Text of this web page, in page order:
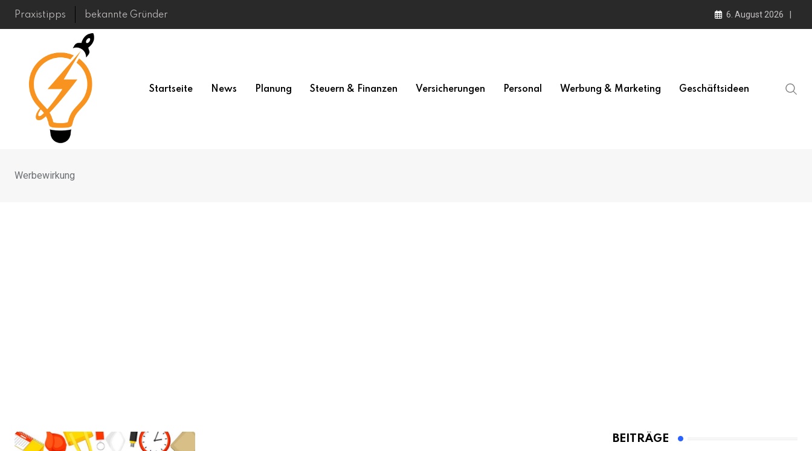
Skip
Praxistipps bekannte Gründer 6. August 2026
Startseite News Planung Steuern & Finanzen Versicherungen Personal Werbung & Marketing Geschäftsideen
Werbewirkung
BEITRÄGE